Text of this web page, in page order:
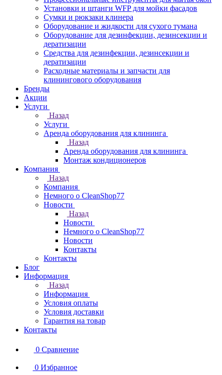
Установки и штанги WFP для мойки фасадов
Сумки и рюкзаки клинера
Оборудование и жидкости для сухого тумана
Оборудование для дезинфекции, дезинсекции и
дератизации
Средства для дезинфекции, дезинсекции и
дератизации
Расходные материалы и запчасти для
клинингового оборудования
Бренды
Акции
Услуги
Назад
Услуги
Аренда оборудования для клининга
Назад
Аренда оборудования для клининга
Монтаж кондиционеров
Компания
Назад
Компания
Немного о CleanShop77
Новости
Назад
Новости
Немного о CleanShop77
Новости
Контакты
Контакты
Блог
Информация
Назад
Информация
Условия оплаты
Условия доставки
Гарантия на товар
Контакты
0 Сравнение
0 Избранное